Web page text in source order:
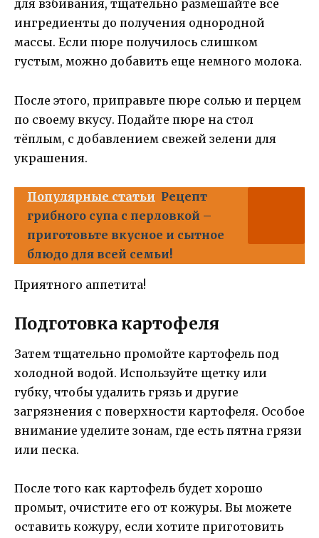
для взбивания, тщательно размешайте все
ингредиенты до получения однородной
массы. Если пюре получилось слишком
густым, можно добавить еще немного молока.
После этого, приправьте пюре солью и перцем
по своему вкусу. Подайте пюре на стол
тёплым, с добавлением свежей зелени для
украшения.
Популярные статьи Рецепт
грибного супа с перловкой –
приготовьте вкусное и сытное
блюдо для всей семьи!
Приятного аппетита!
Подготовка картофеля
Затем тщательно промойте картофель под
холодной водой. Используйте щетку или
губку, чтобы удалить грязь и другие
загрязнения с поверхности картофеля. Особое
внимание уделите зонам, где есть пятна грязи
или песка.
После того как картофель будет хорошо
промыт, очистите его от кожуры. Вы можете
оставить кожуру, если хотите приготовить